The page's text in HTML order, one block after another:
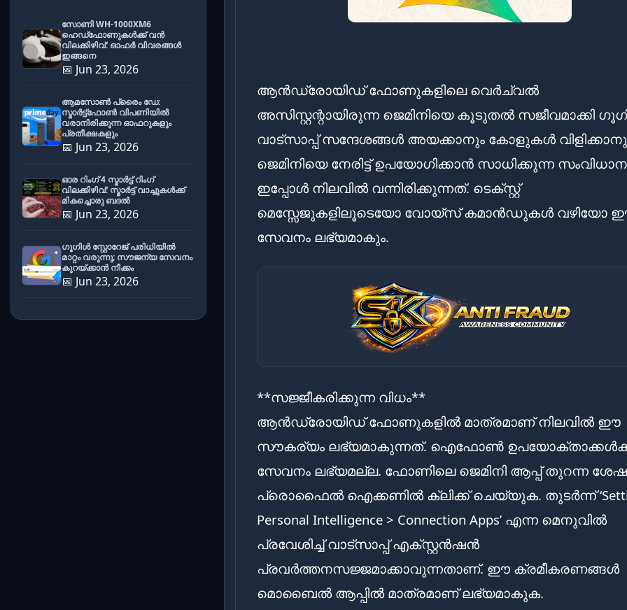
സോണി WH-1000XM6
ഹെഡ്‌ഫോണുകൾക്ക് വൻ
വിലക്കിഴിവ്: ഓഫർ വിവരങ്ങൾ
ഇങ്ങനെ
📅 Jun 23, 2026
ആമസോൺ പ്രൈം ഡേ:
സ്മാർട്ട്ഫോൺ വിപണിയിൽ
വരാനിരിക്കുന്ന ഓഫറുകളും
പ്രതീക്ഷകളും
📅 Jun 23, 2026
ഓര റിംഗ് 4 സ്മാർട്ട് റിംഗ്
വിലക്കിഴിവ്: സ്മാർട്ട് വാച്ചുകൾക്ക്
മികച്ചൊരു ബദൽ
📅 Jun 23, 2026
ഗൂഗിൾ സ്റ്റോറേജ് പരിധിയിൽ
മാറ്റം വരുന്നു; സൗജന്യ സേവനം
കുറയ്ക്കാൻ നീക്കം
📅 Jun 23, 2026
ആൻഡ്രോയിഡ് ഫോണുകളിലെ വെർച്വൽ
അസിസ്റ്റന്റായിരുന്ന ജെമിനിയെ കൂടുതൽ സജീവമാക്കി
വാട്സാപ്പ് സന്ദേശങ്ങൾ അയക്കാനും കോളുകൾ
ജെമിനിയെ നേരിട്ട് ഉപയോഗിക്കാൻ സാധിക്കുന്ന
ഇപ്പോൾ നിലവിൽ വന്നിരിക്കുന്നത്. ടെക്സ്റ്റ്
മെസ്സേജുകളിലൂടെയോ വോയ്സ് കമാൻഡുകൾ വഴിയോ
സേവനം ലഭ്യമാകും.
**സജ്ജീകരിക്കുന്ന വിധം**
ആൻഡ്രോയിഡ് ഫോണുകളിൽ മാത്രമാണ് നിലവിൽ ഈ
സൗകര്യം ലഭ്യമാകുന്നത്. ഐഫോൺ
സേവനം ലഭ്യമല്ല. ഫോണിലെ ജെമിനി ആപ്പ് തുറന്ന
പ്രൊഫൈൽ ഐക്കണിൽ ക്ലിക്ക് ചെയ്യുക. തുടർന്ന്
Personal Intelligence > Connection Apps’ എന്ന മെനുവിൽ
പ്രവേശിച്ച് വാട്സാപ്പ് എക്സ്റ്റൻഷൻ
പ്രവർത്തനസജ്ജമാക്കാവുന്നതാണ്. ഈ ക്രമീകരണങ്ങൾ
മൊബൈൽ ആപ്പിൽ മാത്രമാണ് ലഭ്യമാകുക.